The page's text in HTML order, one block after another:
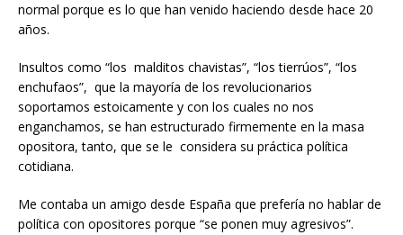
normal porque es lo que han venido haciendo desde hace 20
años.
Insultos como “los malditos chavistas”, “los tierrúos”, “los
enchufaos”, que la mayoría de los revolucionarios
soportamos estoicamente y con los cuales no nos
enganchamos, se han estructurado firmemente en la masa
opositora, tanto, que se le considera su práctica política
cotidiana.
Me contaba un amigo desde España que prefería no hablar de
política con opositores porque “se ponen muy agresivos”.